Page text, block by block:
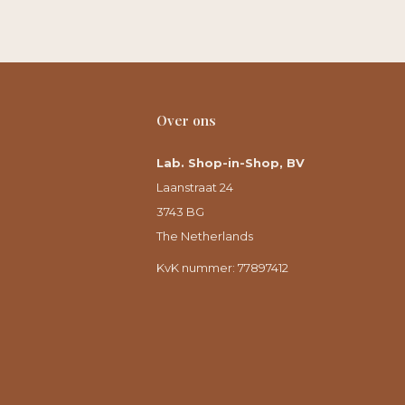
Over ons
Lab. Shop-in-Shop, BV
Laanstraat 24
3743 BG
The Netherlands
KvK nummer: 77897412